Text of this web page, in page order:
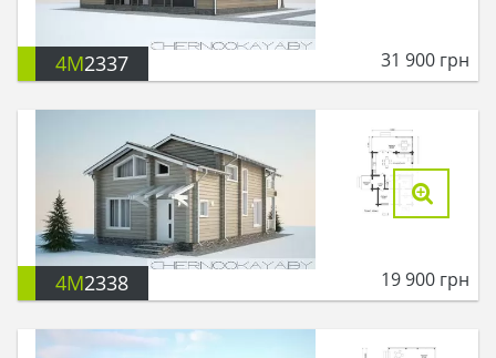
4M2337 31 900 грн
4M2338 19 900 грн